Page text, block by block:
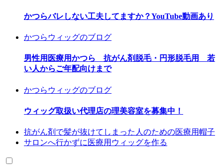
かつらバレしない工夫してますか？YouTube動画あり
かつらウィッグのブログ
男性用医療用かつら 抗がん剤脱毛・円形脱毛用 若
い人からご年配向けまで
かつらウィッグのブログ
ウィッグ取扱い代理店の理美容室を募集中！
抗がん剤で髪が抜けてしまった人のための医療用帽子
サロンへ行かずに医療用ウィッグを作る